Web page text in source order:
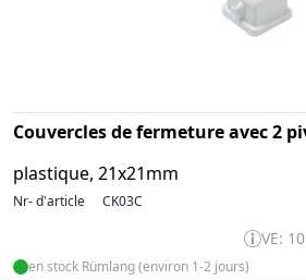
Couvercles de fermeture avec 2
plastique, 21x21mm
Nr- d'article CK03C
VE:
en stock Rümlang (environ 1-2 jours)